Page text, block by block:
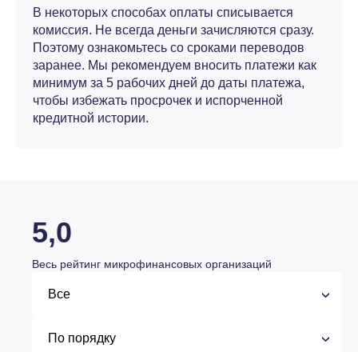
В некоторых способах оплаты списывается
комиссия. Не всегда деньги зачисляются сразу.
Поэтому ознакомьтесь со сроками переводов
заранее. Мы рекомендуем вносить платежи как
минимум за 5 рабочих дней до даты платежа,
чтобы избежать просрочек и испорченной
кредитной истории.
5,0
Весь рейтинг микрофинансовых организаций